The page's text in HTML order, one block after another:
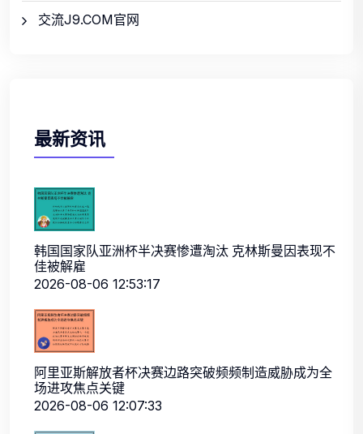
交流J9.COM官网
最新资讯
韩国国家队亚洲杯半决赛惨遭淘汰 克林斯曼因表现不
佳被解雇
2026-08-06 12:53:17
阿里亚斯解放者杯决赛边路突破频频制造威胁成为全
场进攻焦点关键
2026-08-06 12:07:33